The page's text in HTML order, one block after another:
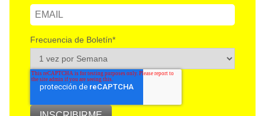
Frecuencia de Boletín*